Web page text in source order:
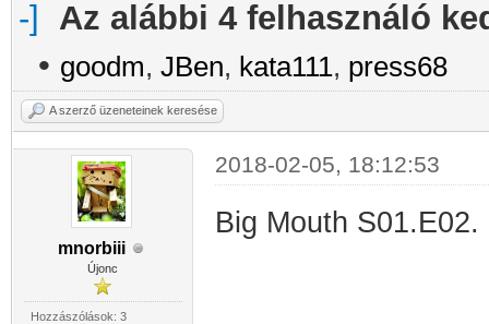
Az alábbi 4 felhasználó
• goodm, JBen, kata111, press68
A szerző üzeneteinek keresése
mnorbiii
Újonc
Hozzászólások: 3
2018-02-05, 18:12:53
Big Mouth